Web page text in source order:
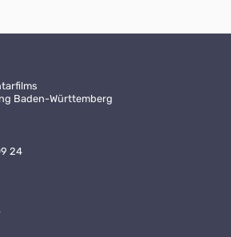
Baden-Württemberg
24